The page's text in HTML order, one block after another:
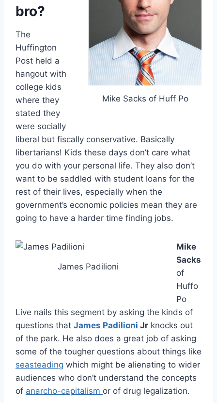
Mike Sacks of Huff Po
bro?
The
Huffington
Post held a
hangout with
college kids
where they
stated they
were socially
liberal but fiscally conservative. Basically
libertarians! Kids these days don’t care what
you do with your personal life. They also don’t
want to be saddled with student loans for the
rest of their lives, especially when the
government’s economic policies mean they are
going to have a harder time finding jobs.
James Padilioni
Mike
Sacks
of
Huffo
Po
Live nails this segment by asking the kinds of
questions that James Padilioni Jr knocks out
of the park. He also does a great job of asking
some of the tougher questions about things like
seasteading which might be alienating to wider
audiences who don’t understand the concepts
of anarcho-capitalism or of drug legalization.